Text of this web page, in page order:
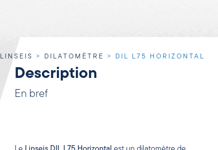
LINSEIS > DILATOMÈTRE > DIL L75 HORIZONTAL
Description
En bref